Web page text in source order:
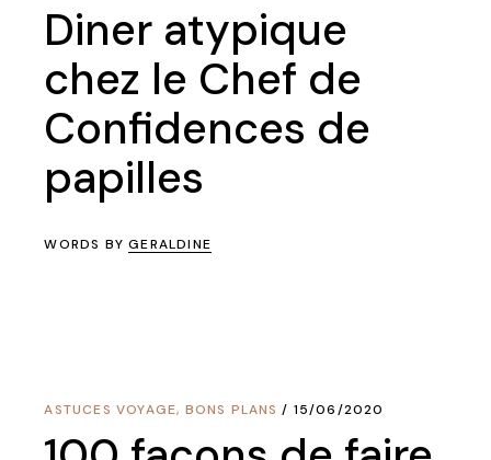
Diner atypique
chez le Chef de
Confidences de
papilles
WORDS BYGERALDINE
ASTUCES VOYAGE, BONS PLANS 15/06/2020